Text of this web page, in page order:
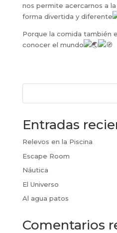
nos permite acercarnos a
forma divertida y diferente
Porque la comida también
conocer el mundo
Entradas
Relevos en la Piscina
Escape Room
Náutica
El Universo
Al agua patos
Comentarios